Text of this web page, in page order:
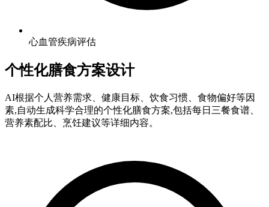
心血管疾病评估
个性化膳食方案设计
AI根据个人营养需求、健康目标、饮食习惯、食物偏好等因
素,自动生成科学合理的个性化膳食方案,包括每日三餐食谱、
营养素配比、烹饪建议等详细内容。